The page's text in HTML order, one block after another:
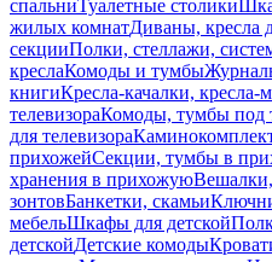
спальниТуалетные столики
жилых комнатДиваны, кресла
секцииПолки, стеллажи,
креслаКомоды и тумбы
книгиКресла-качалки, кресла-
телевизораКомоды, тумбы под
для телевизора
прихожейСекции, тумбы в
хранения в прихожую
зонтовБанкетки, скамьи
мебельШкафы для детской
детскойДетские комоды